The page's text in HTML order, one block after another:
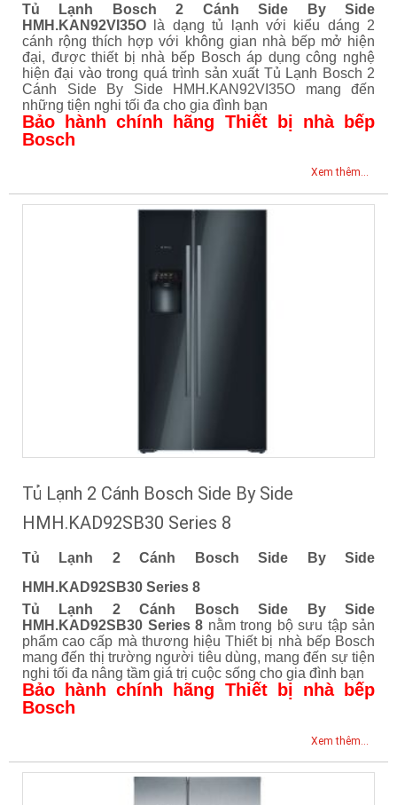
Tủ Lạnh Bosch 2 Cánh Side By Side
HMH.KAN92VI35O là dạng tủ lạnh với kiểu dáng 2
cánh rộng thích hợp với không gian nhà bếp mở hiện
đại, được thiết bị nhà bếp Bosch áp dụng công nghệ
hiện đại vào trong quá trình sản xuất Tủ Lạnh Bosch 2
Cánh Side By Side HMH.KAN92VI35O mang đến
những tiện nghi tối đa cho gia đình bạn
Bảo hành chính hãng Thiết bị nhà bếp
Bosch
Xem thêm...
Tủ Lạnh 2 Cánh Bosch Side By Side
HMH.KAD92SB30 Series 8
Tủ Lạnh 2 Cánh Bosch Side By Side
HMH.KAD92SB30 Series 8
Tủ Lạnh 2 Cánh Bosch Side By Side
HMH.KAD92SB30 Series 8 nằm trong bộ sưu tập sản
phẩm cao cấp mà thương hiệu Thiết bị nhà bếp Bosch
mang đến thị trường người tiêu dùng, mang đến sự tiện
nghi tối đa nâng tầm giá trị cuộc sống cho gia đình bạn
Bảo hành chính hãng Thiết bị nhà bếp
Bosch
Xem thêm...